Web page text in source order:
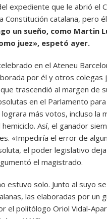
expediente que le abrió el
Constitución catalana, pero
un sueño, como Martin
juez», espetó ayer.
en el Ateneu
por él y otros colegas
trascendió al margen de
en el Parlamento
más votos, incluso la
Así, el ganador
«Impediría el error de
el poder legislativo
el magistrado.
estuvo solo. Junto al suyo
las elaboradas por
el politólogo Oriol Vidal-